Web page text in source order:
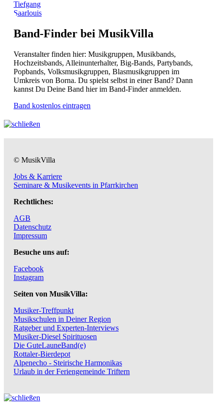
Tiefgang
Saarlouis
Band-Finder bei MusikVilla
Veranstalter finden hier: Musikgruppen, Musikbands,
Hochzeitsbands, Alleinunterhalter, Big-Bands, Partybands,
Popbands, Volksmusikgruppen, Blasmusikgruppen im
Umkreis von Borna. Du spielst selbst in einer Band? Dann
kannst Du Deine Band hier im Band-Finder anmelden.
Band kostenlos eintragen
© MusikVilla
Jobs & Karriere
Seminare & Musikevents in Pfarrkirchen
Rechtliches:
AGB
Datenschutz
Impressum
Besuche uns auf:
Facebook
Instagram
Seiten von MusikVilla:
Musiker-Treffpunkt
Musikschulen in Deiner Region
Ratgeber und Experten-Interviews
Musiker-Diesel Spirituosen
Die GuteLauneBand(e)
Rottaler-Bierdepot
Alpenecho - Steirische Harmonikas
Urlaub in der Feriengemeinde Triftern